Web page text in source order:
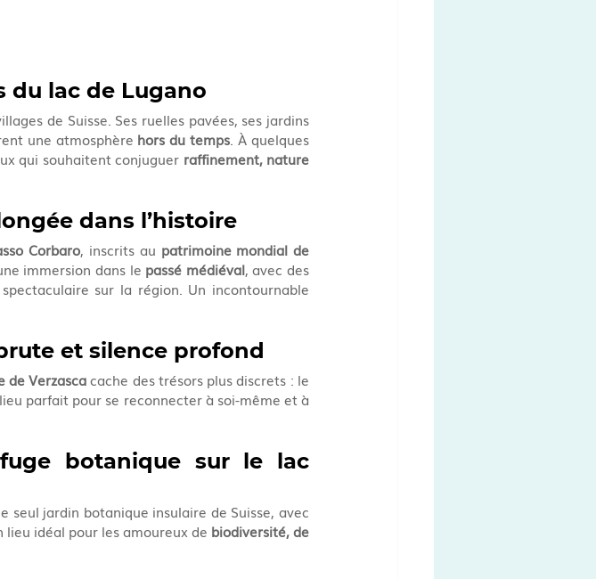
du lac de Lugano
de Suisse. Ses ruelles pavées, ses jardins
une atmosphère hors du temps . À quelques
qui souhaitent conjuguer raffinement, nature
dans l’histoire
Corbaro, inscrits au patrimoine mondial de
immersion dans le passé médiéval, avec des
sur la région. Un incontournable
et silence profond
de Verzasca cache des trésors plus discrets : le
parfait pour se reconnecter à soi-même et à
botanique sur le lac
seul jardin botanique insulaire de Suisse, avec
lieu idéal pour les amoureux de biodiversité, de